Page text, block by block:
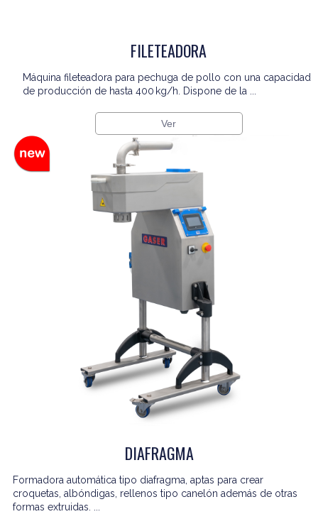
FILETEADORA
Máquina fileteadora para pechuga de pollo con una capacidad
de producción de hasta 400 kg/h. Dispone de la ...
Ver
DIAFRAGMA
Formadora automática tipo diafragma, aptas para crear
croquetas, albóndigas, rellenos tipo canelón además de otras
formas extruidas. ...